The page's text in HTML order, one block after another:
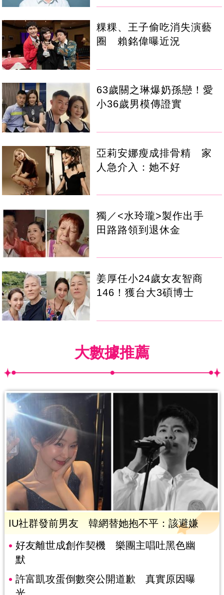
粿粿、王子偷吃消失演藝
圈 賴銘偉曝近況
63歲關之琳爆奶孫戀！愛
小36歲男模傳證實
亞莉安娜瘦成排骨精 家
人急介入：她不好
獨／<水玲瓏>製作出手
田路路領到退休金
姜厚任小24歲女友智商
146！獲台大3碩博士
大數據推薦
IU社群發前男友 韓網替她抱不平：該避嫌
好友離世成創作契機 樂團主唱吐黑色幽
默
許富凱攻蛋倒數突公開道歉 真實原因曝